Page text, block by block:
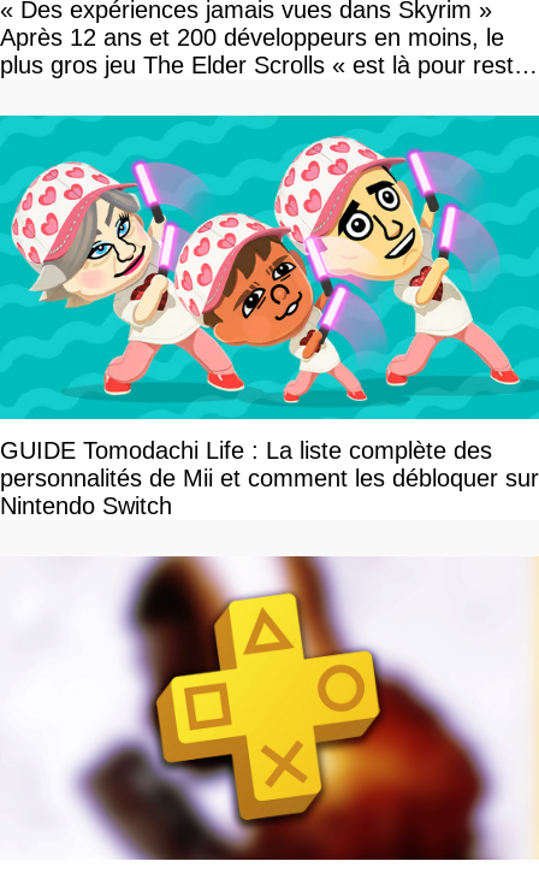
« Des expériences jamais vues dans Skyrim »
Après 12 ans et 200 développeurs en moins, le
plus gros jeu The Elder Scrolls « est là pour rester
GUIDE Tomodachi Life : La liste complète des
personnalités de Mii et comment les débloquer sur
Nintendo Switch